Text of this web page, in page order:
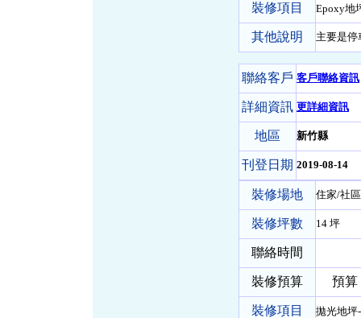
裝修項目 Epoxy地
其他說明 主要是停
聯絡客戶 客戶聯絡資訊
詳細資訊 更詳細資訊
地區 新竹縣
刊登日期 2019-08-14
裝修場地 住家/社
裝修坪數 14 坪
聯絡時間
裝修預算 預算
裝修項目 拋光地